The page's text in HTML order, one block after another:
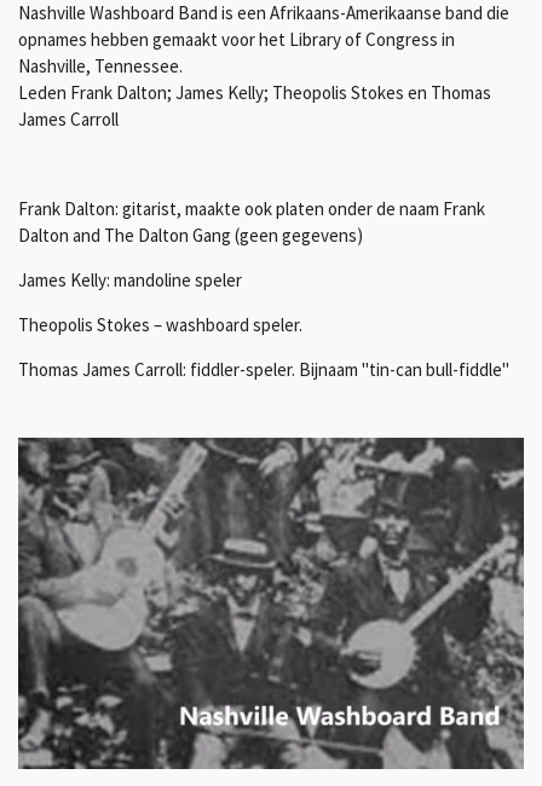
Nashville Washboard Band is een Afrikaans-Amerikaanse band die
opnames hebben gemaakt voor het Library of Congress in
Nashville, Tennessee.
Leden Frank Dalton; James Kelly; Theopolis Stokes en Thomas
James Carroll
Frank Dalton: gitarist, maakte ook platen onder de naam Frank
Dalton and The Dalton Gang (geen gegevens)
James Kelly: mandoline speler
Theopolis Stokes – washboard speler.
Thomas James Carroll: fiddler-speler. Bijnaam "tin-can bull-fiddle"